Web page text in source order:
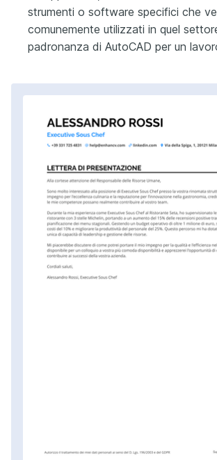
strumenti o software specifici che
comunemente utilizzati in quel
padronanza di AutoCAD per un